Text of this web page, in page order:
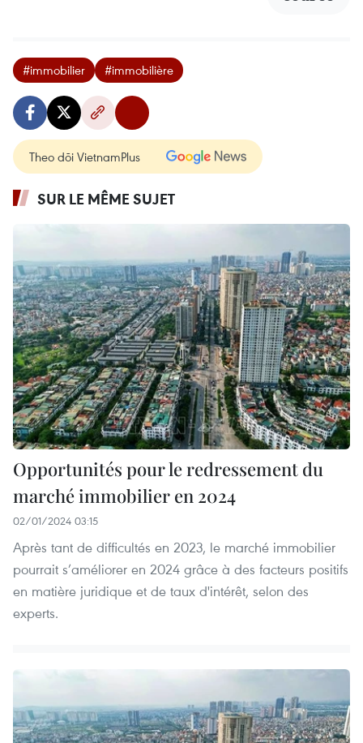
#immobilier #immobilière
Theo dõi VietnamPlus
SUR LE MÊME SUJET
Opportunités pour le redressement du
marché immobilier en 2024
02/01/2024 03:15
Après tant de difficultés en 2023, le marché immobilier
pourrait s’améliorer en 2024 grâce à des facteurs positifs
en matière juridique et de taux d'intérêt, selon des
experts.